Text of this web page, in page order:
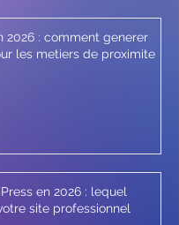
2026 : comment generer
les metiers de proximite
en 2026 : lequel
site professionnel